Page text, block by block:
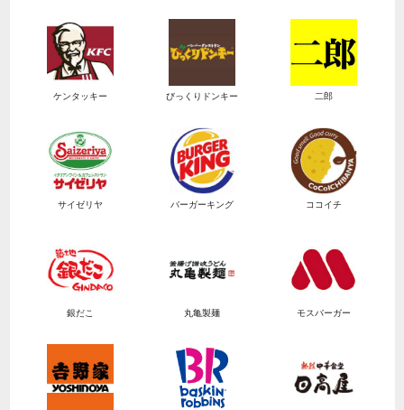
ケンタッキー びっくりドンキー 二郎
サイゼリヤ バーガーキング ココイチ
銀だこ 丸亀製麺 モスバーガー